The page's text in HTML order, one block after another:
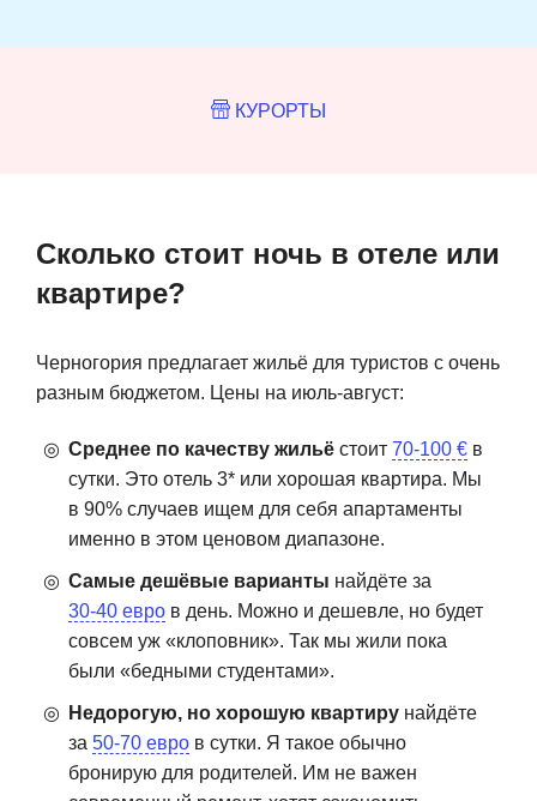
КУРОРТЫ
Сколько стоит ночь в отеле или
квартире?
Черногория предлагает жильё для туристов с очень
разным бюджетом. Цены на июль-август:
Среднее по качеству жильё стоит 70-100 € в
сутки. Это отель 3* или хорошая квартира. Мы
в 90% случаев ищем для себя апартаменты
именно в этом ценовом диапазоне.
Самые дешёвые варианты найдёте за
30-40 евро в день. Можно и дешевле, но будет
совсем уж «клоповник». Так мы жили пока
были «бедными студентами».
Недорогую, но хорошую квартиру найдёте
за 50-70 евро в сутки. Я такое обычно
бронирую для родителей. Им не важен